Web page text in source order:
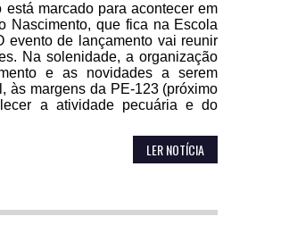
marcado para acontecer em
Nascimento, que fica na Escola
evento de lançamento vai reunir
Na solenidade, a organização
e as novidades a serem
às margens da PE-123 (próximo
a atividade pecuária e do
LER NOTÍCIA